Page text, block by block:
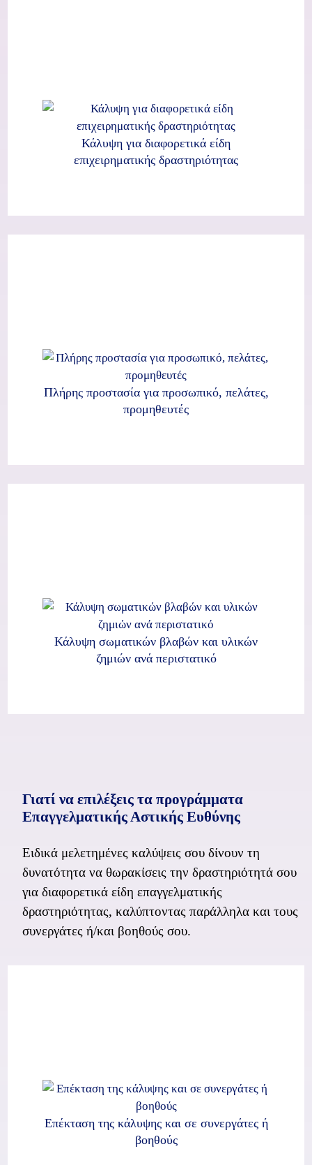
Κάλυψη για διαφορετικά είδη
επιχειρηματικής δραστηριότητας
Πλήρης προστασία για προσωπικό, πελάτες,
προμηθευτές
Κάλυψη σωματικών βλαβών και υλικών
ζημιών ανά περιστατικό
Γιατί να επιλέξεις τα προγράμματα
Επαγγελματικής Αστικής Ευθύνης
Ειδικά μελετημένες καλύψεις σου δίνουν τη
δυνατότητα να θωρακίσεις την δραστηριότητά σου
για διαφορετικά είδη επαγγελματικής
δραστηριότητας, καλύπτοντας παράλληλα και τους
συνεργάτες ή/και βοηθούς σου.
Επέκταση της κάλυψης και σε συνεργάτες ή
βοηθούς